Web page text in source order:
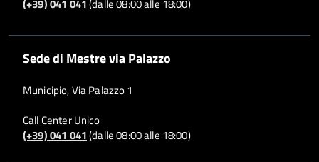
(+39) 041 041(dalle 08:00 alle 18:00)
Sede di Mestre via Palazzo
Municipio, Via Palazzo 1
Call Center Unico
(+39) 041 041(dalle 08:00 alle 18:00)